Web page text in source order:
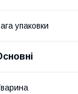
упаковки